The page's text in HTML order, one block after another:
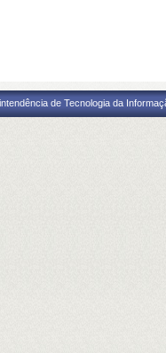
de Tecnologia da